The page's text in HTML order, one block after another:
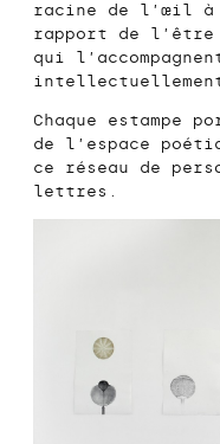
racine de l’œil à
rapport de
qui
Chaque estampe
de l’espace
ce réseau de
lettres.